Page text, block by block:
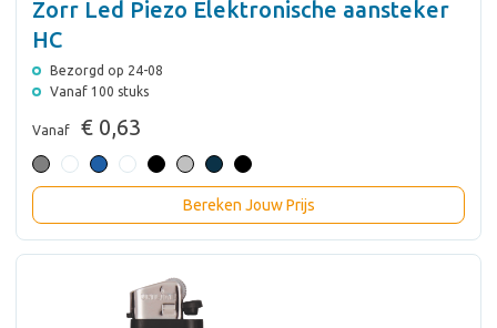
Zorr Led Piezo Elektronische aansteker
HC
Bezorgd op 24-08
Vanaf 100 stuks
Vanaf € 0,63
Bereken Jouw Prijs